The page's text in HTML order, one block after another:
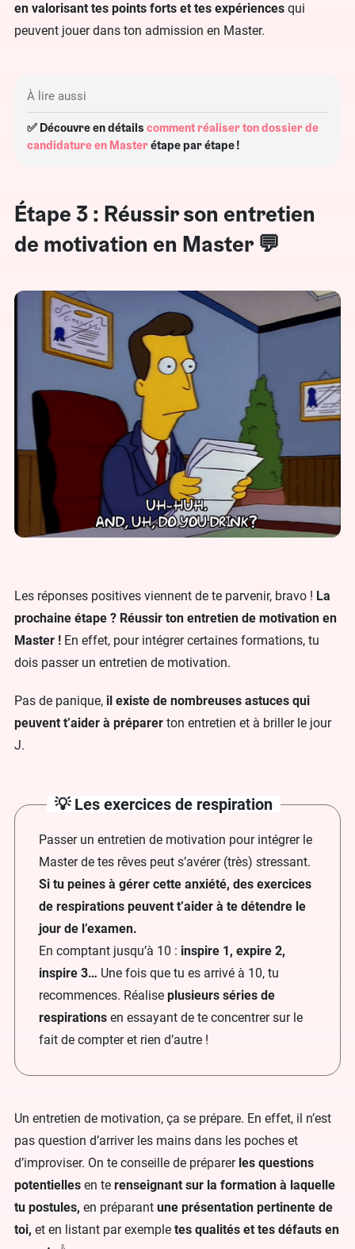
en valorisant tes points forts et tes expériences qui
peuvent jouer dans ton admission en Master.
À lire aussi
✅ Découvre en détails comment réaliser ton dossier de
candidature en Masterétape par étape !
Étape 3 : Réussir son entretien
de motivation en Master 💬
Les réponses positives viennent de te parvenir, bravo ! La
prochaine étape ? Réussir ton entretien de motivation en
Master ! En effet, pour intégrer certaines formations, tu
dois passer un entretien de motivation.
Pas de panique, il existe de nombreuses astuces qui
peuvent t’aider à préparer ton entretien et à briller le jour
J.
💡 Les exercices de respiration
Passer un entretien de motivation pour intégrer le
Master de tes rêves peut s’avérer (très) stressant.
Si tu peines à gérer cette anxiété, des exercices
de respirations peuvent t’aider à te détendre le
jour de l’examen.
En comptant jusqu’à 10 : inspire 1, expire 2,
inspire 3… Une fois que tu es arrivé à 10, tu
recommences. Réalise plusieurs séries de
respirations en essayant de te concentrer sur le
fait de compter et rien d’autre !
Un entretien de motivation, ça se prépare. En effet, il n’est
pas question d’arriver les mains dans les poches et
d’improviser. On te conseille de préparer les questions
potentielles en te renseignant sur la formation à laquelle
tu postules, en préparant une présentation pertinente de
toi, et en listant par exemple tes qualités et tes défauts en